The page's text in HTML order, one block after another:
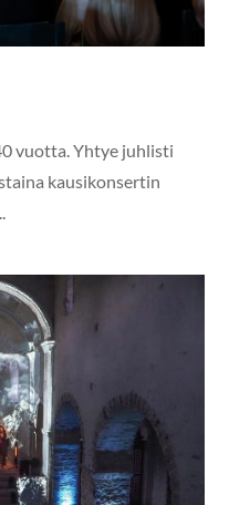
vuotta. Yhtye juhlisti
kausikonsertin